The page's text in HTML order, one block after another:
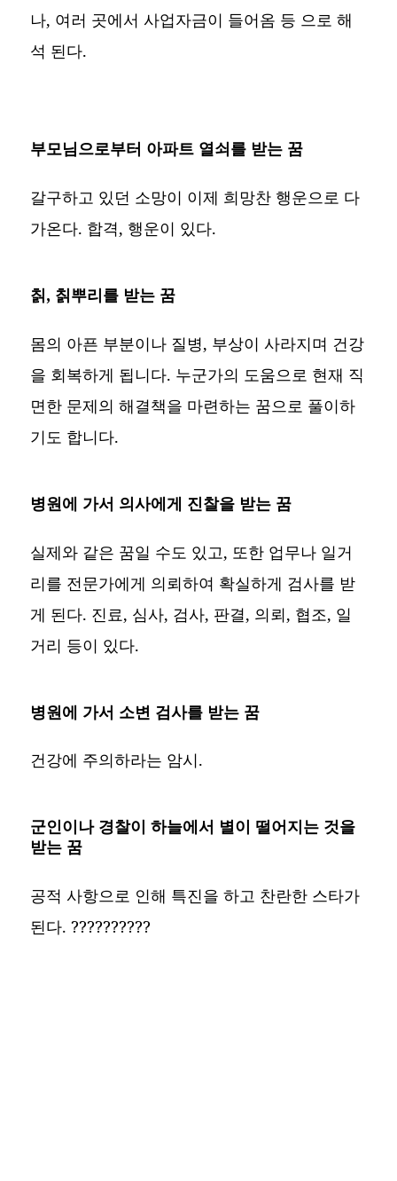
나, 여러 곳에서 사업자금이 들어옴 등 으로 해
석 된다.
부모님으로부터 아파트 열쇠를 받는 꿈
갈구하고 있던 소망이 이제 희망찬 행운으로 다
가온다. 합격, 행운이 있다.
칡, 칡뿌리를 받는 꿈
몸의 아픈 부분이나 질병, 부상이 사라지며 건강
을 회복하게 됩니다. 누군가의 도움으로 현재 직
면한 문제의 해결책을 마련하는 꿈으로 풀이하
기도 합니다.
병원에 가서 의사에게 진찰을 받는 꿈
실제와 같은 꿈일 수도 있고, 또한 업무나 일거
리를 전문가에게 의뢰하여 확실하게 검사를 받
게 된다. 진료, 심사, 검사, 판결, 의뢰, 협조, 일
거리 등이 있다.
병원에 가서 소변 검사를 받는 꿈
건강에 주의하라는 암시.
군인이나 경찰이 하늘에서 별이 떨어지는 것을
받는 꿈
공적 사항으로 인해 특진을 하고 찬란한 스타가
된다. ??????????